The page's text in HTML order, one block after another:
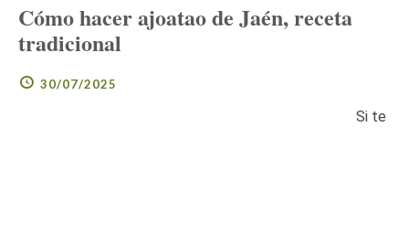
Cómo hacer ajoatao de Jaén, receta
tradicional
30/07/2025
Si te